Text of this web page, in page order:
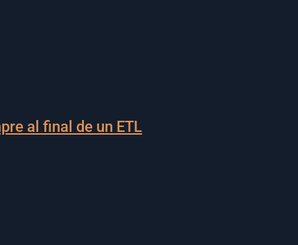
al final de un ETL